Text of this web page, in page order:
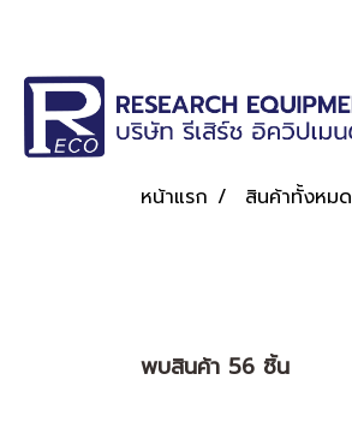
หน้าแรก สินค้าทั้งหมด
พบสินค้า 56 ชิ้น